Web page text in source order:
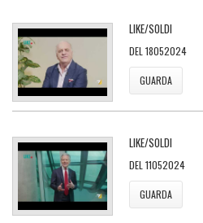
LIKE/SOLDI
DEL 18052024
GUARDA
LIKE/SOLDI
DEL 11052024
GUARDA